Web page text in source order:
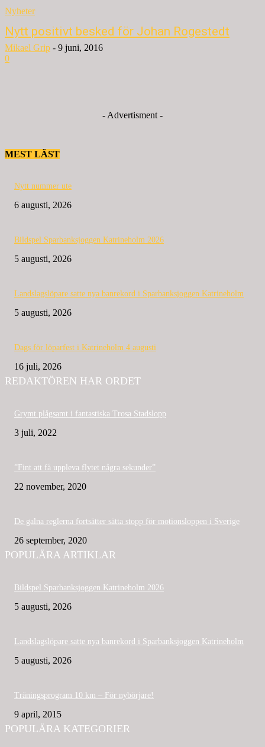
Nyheter
Nytt positivt besked för Johan Rogestedt
Mikael Grip - 9 juni, 2016
0
- Advertisment -
MEST LÄST
Nytt nummer ute
6 augusti, 2026
Bildspel Sparbanksjoggen Katrineholm 2026
5 augusti, 2026
Landslagslöpare satte nya banrekord i Sparbanksjoggen Katrineholm
5 augusti, 2026
Dags för löparfest i Katrineholm 4 augusti
16 juli, 2026
REDAKTÖREN HAR ORDET
Grymt plågsamt i fantastiska Trosa Stadslopp
3 juli, 2022
”Fint att få uppleva flytet några sekunder”
22 november, 2020
De galna reglerna fortsätter sätta stopp för motionsloppen i Sverige
26 september, 2020
POPULÄRA ARTIKLAR
Bildspel Sparbanksjoggen Katrineholm 2026
5 augusti, 2026
Landslagslöpare satte nya banrekord i Sparbanksjoggen Katrineholm
5 augusti, 2026
Träningsprogram 10 km – För nybörjare!
9 april, 2015
POPULÄRA KATEGORIER